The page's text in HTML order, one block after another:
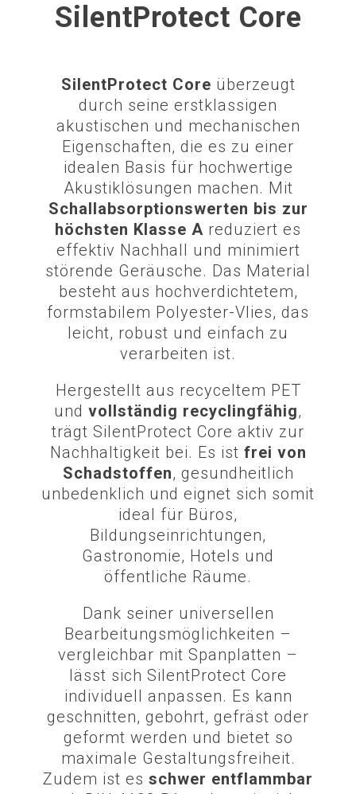
SilentProtect Core
SilentProtect Core überzeugt
durch seine erstklassigen
akustischen und mechanischen
Eigenschaften, die es zu einer
idealen Basis für hochwertige
Akustiklösungen machen. Mit
Schallabsorptionswerten bis zur
höchsten Klasse A reduziert es
effektiv Nachhall und minimiert
störende Geräusche. Das Material
besteht aus hochverdichtetem,
formstabilem Polyester-Vlies, das
leicht, robust und einfach zu
verarbeiten ist.
Hergestellt aus recyceltem PET
und vollständig recyclingfähig,
trägt SilentProtect Core aktiv zur
Nachhaltigkeit bei. Es ist frei von
Schadstoffen, gesundheitlich
unbedenklich und eignet sich somit
ideal für Büros,
Bildungseinrichtungen,
Gastronomie, Hotels und
öffentliche Räume.
Dank seiner universellen
Bearbeitungsmöglichkeiten –
vergleichbar mit Spanplatten –
lässt sich SilentProtect Core
individuell anpassen. Es kann
geschnitten, gebohrt, gefräst oder
geformt werden und bietet so
maximale Gestaltungsfreiheit.
Zudem ist es schwer entflammbar